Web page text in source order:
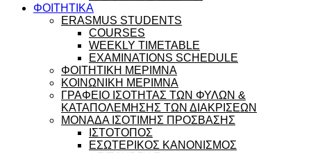
ΦΟΙΤΗΤΙΚΑ
ERASMUS STUDENTS
COURSES
WEEKLY TIMETABLE
EXAMINATIONS SCHEDULE
ΦΟΙΤΗΤΙΚΗ ΜΕΡΙΜΝΑ
ΚΟΙΝΩΝΙΚΗ ΜΕΡΙΜΝΑ
ΓΡΑΦΕΙΟ ΙΣΟΤΗΤΑΣ ΤΩΝ ΦΥΛΩΝ &
ΚΑΤΑΠΟΛΕΜΗΣΗΣ ΤΩΝ ΔΙΑΚΡΙΣΕΩΝ
ΜΟΝΑΔΑ ΙΣΟΤΙΜΗΣ ΠΡΟΣΒΑΣΗΣ
ΙΣΤΟΤΟΠΟΣ
ΕΣΩΤΕΡΙΚΟΣ ΚΑΝΟΝΙΣΜΟΣ